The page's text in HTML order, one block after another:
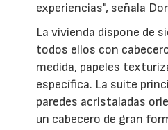
experiencias", señala
La vivienda dispone de
todos ellos con
medida, papeles
específica. La suite
paredes acristaladas
un cabecero de gran